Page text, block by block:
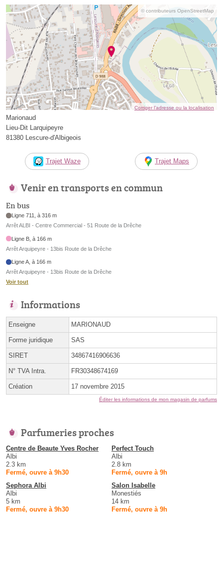
© contributeurs OpenStreetMap
Corriger l’adresse ou la localisation
Marionaud
Lieu-Dit Larquipeyre
81380 Lescure-d'Albigeois
Trajet Waze Trajet Maps
Venir en transports en commun
En bus
Ligne 711, à 316 m
Arrêt ALBI - Centre Commercial - 51 Route de la Drêche
Ligne B, à 166 m
Arrêt Arquipeyre - 13bis Route de la Drêche
Ligne A, à 166 m
Arrêt Arquipeyre - 13bis Route de la Drêche
Voir tout
Informations
Enseigne MARIONAUD
Forme juridique SAS
SIRET 34867416906636
N° TVA Intra. FR30348674169
Création 17 novembre 2015
Éditer les informations de mon magasin de parfums
Parfumeries proches
Centre de Beaute Yves Rocher
Albi
2.3 km
Fermé, ouvre à 9h30
Perfect Touch
Albi
2.8 km
Fermé, ouvre à 9h
Sephora Albi
Albi
5 km
Fermé, ouvre à 9h30
Salon Isabelle
Monestiés
14 km
Fermé, ouvre à 9h